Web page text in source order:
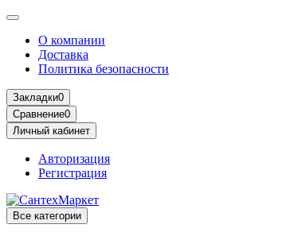
О компании
Доставка
Политика безопасности
Закладки0
Сравнение0
Личный кабинет
Авторизация
Регистрация
Все категории